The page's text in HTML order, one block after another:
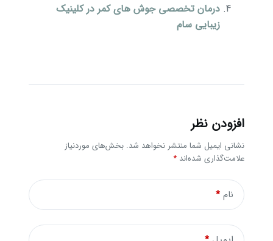
درمان تخصصی جوش های کمر در کلینیک
زیبایی سام
افزودن نظر
نشانی ایمیل شما منتشر نخواهد شد. بخش‌های موردنیاز
علامت‌گذاری شده‌اند *
نام*